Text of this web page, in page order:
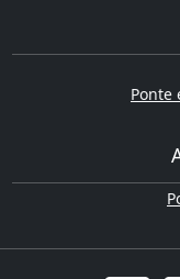
Ponte